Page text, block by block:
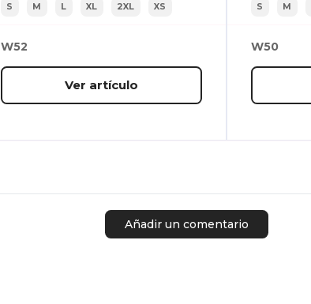
S M L XL 2XL XS
W52
Ver artículo
S M
W50
Añadir un comentario